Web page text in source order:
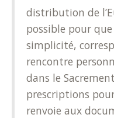
distribution de
possible pour
simplicité,
rencontre
dans le
prescriptions
renvoie aux